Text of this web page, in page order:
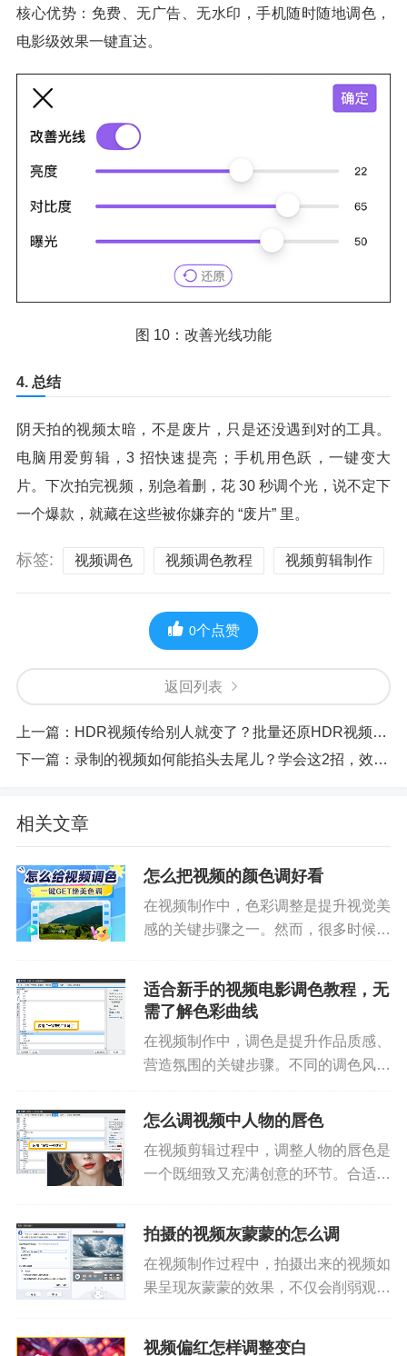
核心优势：免费、无广告、无水印，手机随时随地调色，
电影级效果一键直达。
图 10：改善光线功能
4. 总结
阴天拍的视频太暗，不是废片，只是还没遇到对的工具。
电脑用爱剪辑，3 招快速提亮；手机用色跃，一键变大
片。下次拍完视频，别急着删，花 30 秒调个光，说不定下
一个爆款，就藏在这些被你嫌弃的 “废片” 里。
标签: 视频调色 视频调色教程 视频剪辑制作
0个点赞
返回列表
上一篇： HDR视频传给别人就变了？批量还原HDR视频色彩和亮度的技巧
下一篇： 录制的视频如何能掐头去尾儿？学会这2招，效率翻倍
相关文章
怎么把视频的颜色调好看
在视频制作中，色彩调整是提升视觉美
感的关键步骤之一。然而，很多时候由
能并不尽如人意。本文将为你介绍几种
简单有效的方法，帮助你轻松调整...
适合新手的视频电影调色教程，无
需了解色彩曲线
在视频制作中，调色是提升作品质感、
营造氛围的关键步骤。不同的调色风格
彩。这一节来介绍视频电影调色的多种
高级感。1.确定调色风格电影调...
怎么调视频中人物的唇色
在视频剪辑过程中，调整人物的唇色是
一个既细致又充满创意的环节。合适的
面来教新手如何快速调整人物的纯色。
1.哪些情况适合修改唇色光线不...
拍摄的视频灰蒙蒙的怎么调
在视频制作过程中，拍摄出来的视频如
果呈现灰蒙蒙的效果，不仅会削弱观众
视频偏红怎样调整变白